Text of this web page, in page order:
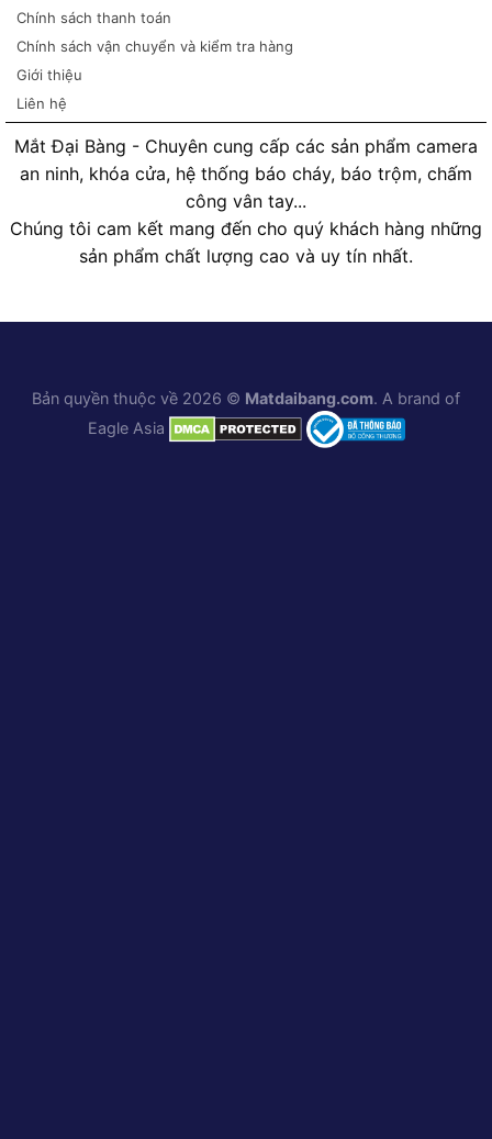
Chính sách thanh toán
Chính sách vận chuyển và kiểm tra hàng
Giới thiệu
Liên hệ
Mắt Đại Bàng - Chuyên cung cấp các sản phẩm camera
an ninh, khóa cửa, hệ thống báo cháy, báo trộm, chấm
công vân tay...
Chúng tôi cam kết mang đến cho quý khách hàng những
sản phẩm chất lượng cao và uy tín nhất.
Bản quyền thuộc về 2026 © Matdaibang.com. A brand of
Eagle Asia